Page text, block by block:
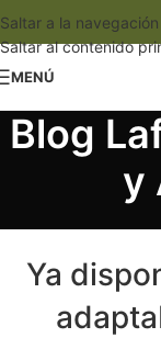
Saltar a la navegación
Saltar al contenido
MENÚ
Blog
y
Ya